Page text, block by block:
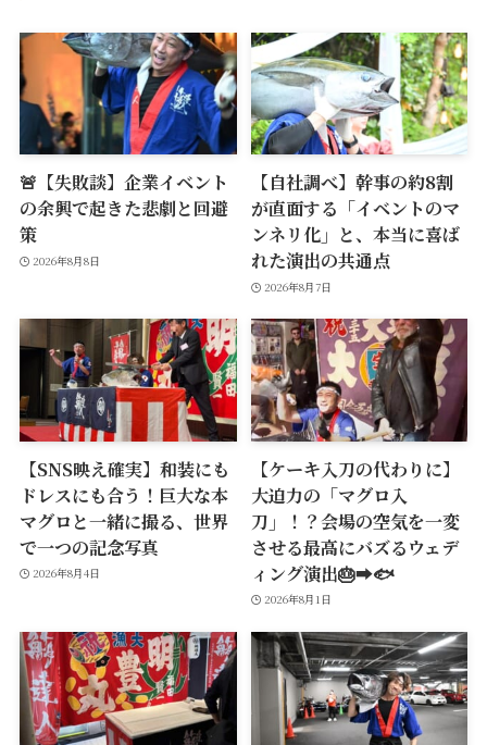
🚨【失敗談】企業イベント
の余興で起きた悲劇と回避
策
2026年8月8日
【自社調べ】幹事の約8割
が直面する「イベントのマ
ンネリ化」と、本当に喜ば
れた演出の共通点
2026年8月7日
【SNS映え確実】和装にも
ドレスにも合う！巨大な本
マグロと一緒に撮る、世界
で一つの記念写真
2026年8月4日
【ケーキ入刀の代わりに】
大迫力の「マグロ入
刀」！？会場の空気を一変
させる最高にバズるウェデ
ィング演出🎂➡️🐟
2026年8月1日